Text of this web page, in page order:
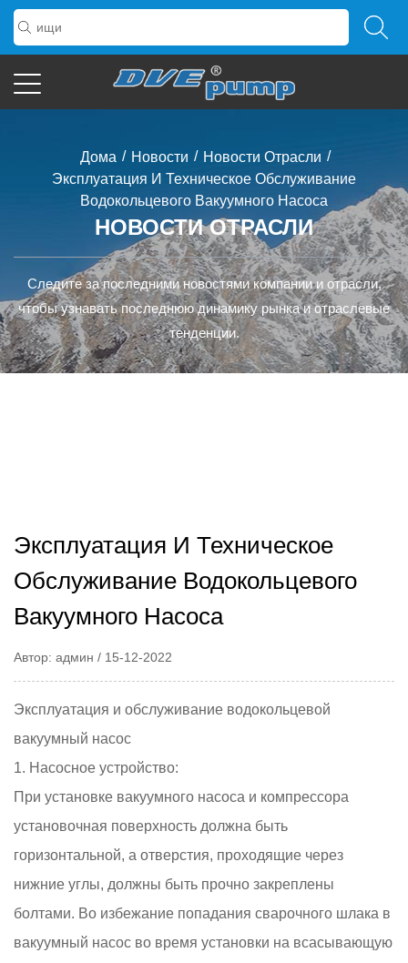
Дома / Новости / Новости Отрасли /
Эксплуатация И Техническое Обслуживание
Водокольцевого Вакуумного Насоса
НОВОСТИ ОТРАСЛИ
Следите за последними новостями компании и отрасли,
чтобы узнавать последнюю динамику рынка и отраслевые
тенденции.
Эксплуатация И Техническое
Обслуживание Водокольцевого
Вакуумного Насоса
Автор: админ / 15-12-2022
Эксплуатация и обслуживание водокольцевой
вакуумный насос
1. Насосное устройство:
При установке вакуумного насоса и компрессора
установочная поверхность должна быть
горизонтальной, а отверстия, проходящие через
нижние углы, должны быть прочно закреплены
болтами. Во избежание попадания сварочного шлака в
вакуумный насос во время установки на всасывающую